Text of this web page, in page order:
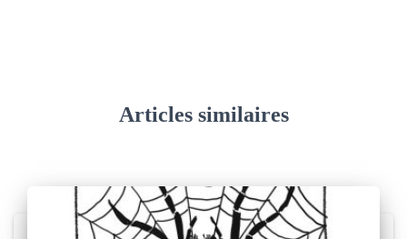
Articles similaires